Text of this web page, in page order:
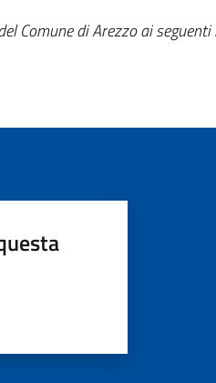
Comune di Arezzo ai